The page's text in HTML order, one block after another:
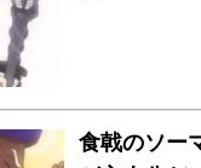
食戟のソー